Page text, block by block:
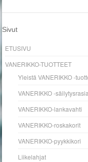
Sivut
ETUSIVU
VANERIKKO-TUOTTEET
Yleistä VANERIKKO -
VANERIKKO -
VANERIKKO-lankavahti
VANERIKKO-roskakorit
VANERIKKO-pyykkikori
Liikelahjat